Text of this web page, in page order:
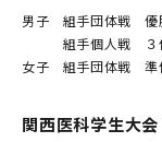
男子 組手団体戦 優
組手個人戦 ３
女子 組手団体戦 準
関西医科学生大会